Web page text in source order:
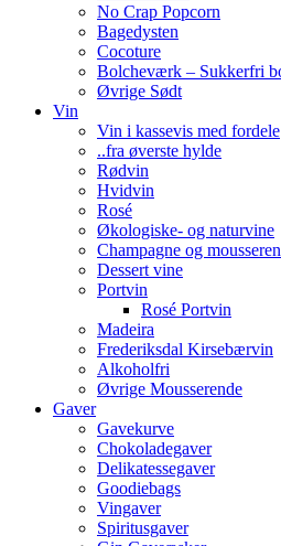
No Crap Popcorn
Bagedysten
Cocoture
Bolcheværk – Sukkerfri
Øvrige Sødt
Vin
Vin i kassevis med fordele
..fra øverste hylde
Rødvin
Hvidvin
Rosé
Økologiske- og naturvine
Champagne og
Dessert vine
Portvin
Rosé Portvin
Madeira
Frederiksdal Kirsebærvin
Alkoholfri
Øvrige Mousserende
Gaver
Gavekurve
Chokoladegaver
Delikatessegaver
Goodiebags
Vingaver
Spiritusgaver